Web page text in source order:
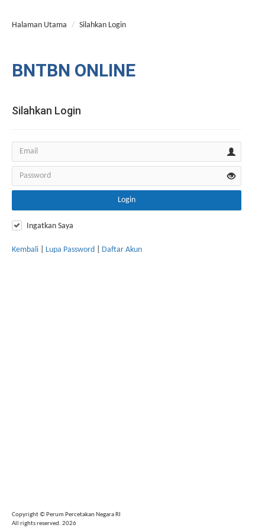
Halaman Utama Silahkan Login
BNTBN ONLINE
Silahkan Login
Login
Ingatkan Saya
Kembali Lupa Password Daftar Akun
Copyright © Perum Percetakan Negara RI
All rights reserved. 2026